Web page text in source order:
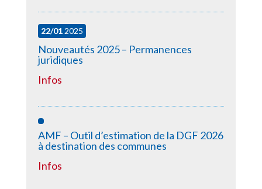
22/012025
Nouveautés 2025 – Permanences
juridiques
Infos
AMF – Outil d’estimation de la DGF 2026
à destination des communes
Infos